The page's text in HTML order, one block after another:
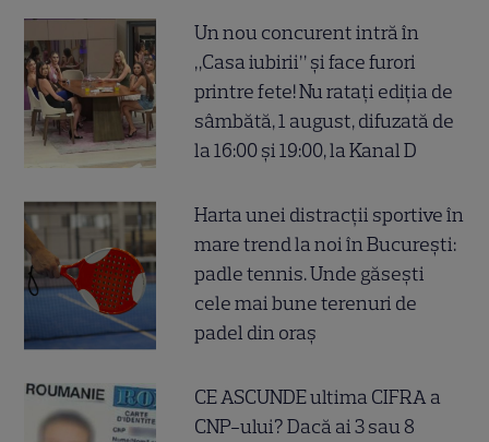
Un nou concurent intră în
„Casa iubirii” și face furori
printre fete! Nu ratați ediția de
sâmbătă, 1 august, difuzată de
la 16:00 și 19:00, la Kanal D
Harta unei distracții sportive în
mare trend la noi în București:
padle tennis. Unde găsești
cele mai bune terenuri de
padel din oraș
CE ASCUNDE ultima CIFRA a
CNP-ului? Dacă ai 3 sau 8